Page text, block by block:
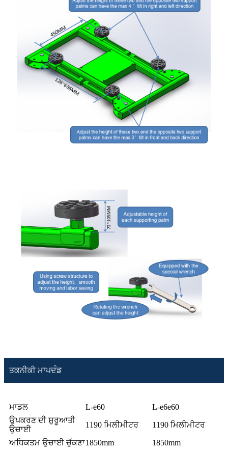
ਤਕਨੀਕੀ ਮਾਪਦੰਡ
ਮਾਡਲ L-e60
L-e6e60
ਉਪਕਰਣ ਦੀ ਸ਼ੁਰੂਆਤੀ
ਉਚਾਈ
1190 ਮਿਲੀਮੀਟਰ 1190 ਮਿਲੀਮੀਟਰ
ਅਧਿਕਤਮ ਉਚਾਈ ਚੁੱਕਣਾ1850mm
1850mm